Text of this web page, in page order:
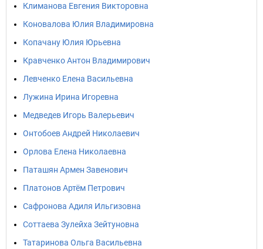
Климанова Евгения Викторовна
Коновалова Юлия Владимировна
Копачану Юлия Юрьевна
Кравченко Антон Владимирович
Левченко Елена Васильевна
Лужина Ирина Игоревна
Медведев Игорь Валерьевич
Онтобоев Андрей Николаевич
Орлова Елена Николаевна
Паташян Армен Завенович
Платонов Артём Петрович
Сафронова Адиля Ильгизовна
Соттаева Зулейха Зейтуновна
Татаринова Ольга Васильевна